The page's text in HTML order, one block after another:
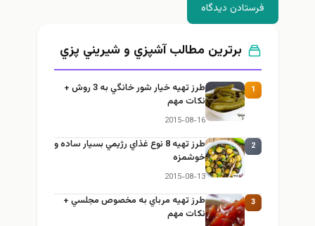
برترین مطالب آشپزي و شيريني پزي
طرز تهيه خیار شور خانگي به 3 روش +
نكات مهم
2015-08-16
طرز تهيه 8 نوع غذاي رژيمي بسيار ساده و
خوشمزه
2015-08-13
طرز تهيه مرباي به مخصوص مجلسي +
نكات مهم